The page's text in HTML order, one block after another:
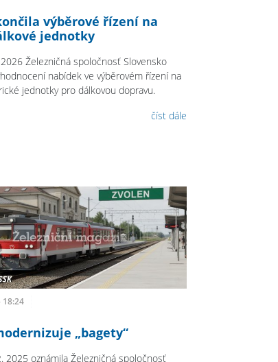
výběrové řízení na
jednotky
Železničná spoločnosť Slovensko
nabídek ve výběrovém řízení na
jednotky pro dálkovou dopravu.
číst dále
18:24
„bagety“
2025 oznámila Železničná spoločnosť